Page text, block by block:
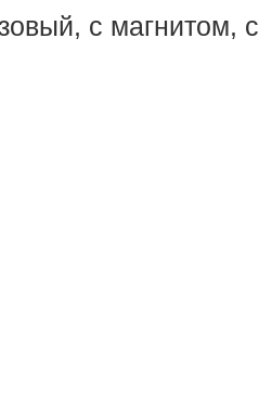
с магнитом, с